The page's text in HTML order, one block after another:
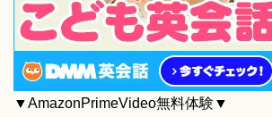
▼AmazonPrimeVideo無料体験▼